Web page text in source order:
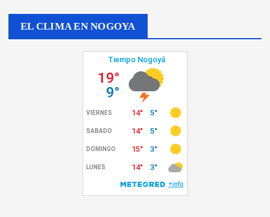
EL CLIMA EN NOGOYA
Destacados
Nogoya